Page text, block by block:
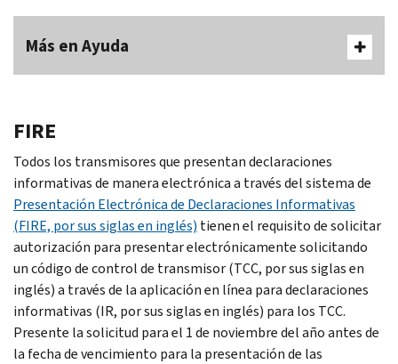
Más en Ayuda
FIRE
Todos los transmisores que presentan declaraciones
informativas de manera electrónica a través del sistema de
Presentación Electrónica de Declaraciones Informativas
(FIRE, por sus siglas en inglés) tienen el requisito de solicitar
autorización para presentar electrónicamente solicitando
un código de control de transmisor (TCC, por sus siglas en
inglés) a través de la aplicación en línea para declaraciones
informativas (IR, por sus siglas en inglés) para los TCC.
Presente la solicitud para el 1 de noviembre del año antes de
la fecha de vencimiento para la presentación de las